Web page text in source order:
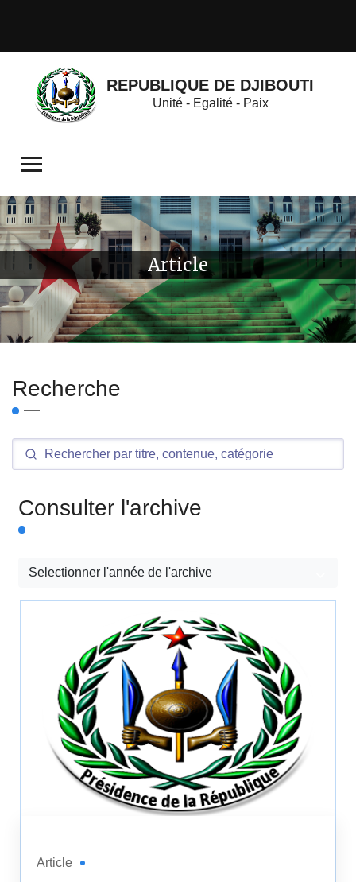
REPUBLIQUE DE DJIBOUTI
Unité - Egalité - Paix
Article
Recherche
Consulter l'archive
Selectionner l'année de l'archive
Article